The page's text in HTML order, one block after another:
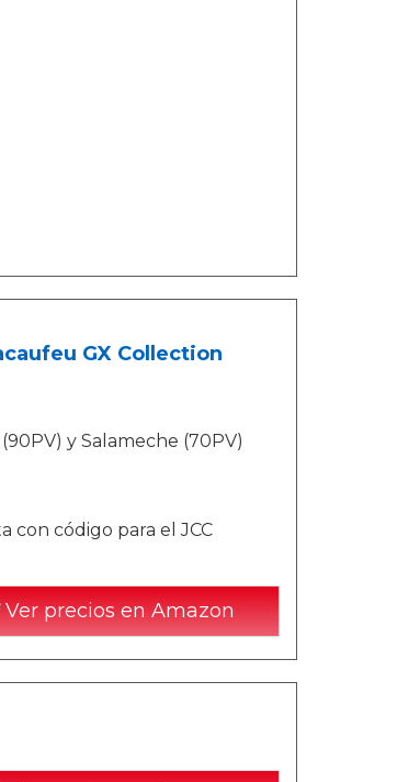
GX Collection
y Salameche (70PV)
con código para el JCC
Ver precios en Amazon